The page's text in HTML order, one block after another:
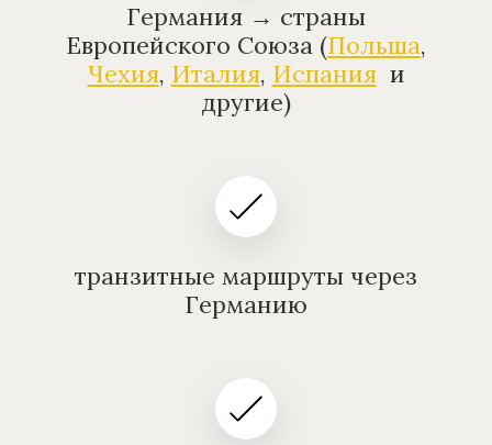
Германия → страны
Европейского Союза (Польша,
Чехия, Италия, Испанияи
другие)
транзитные маршруты через
Германию